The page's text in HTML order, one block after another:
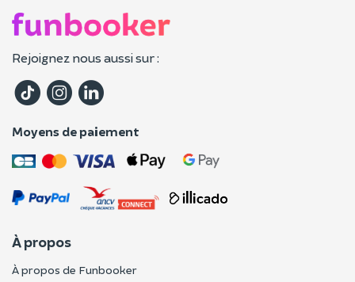
Rejoignez nous aussi sur :
Moyens de paiement
À propos
À propos de Funbooker